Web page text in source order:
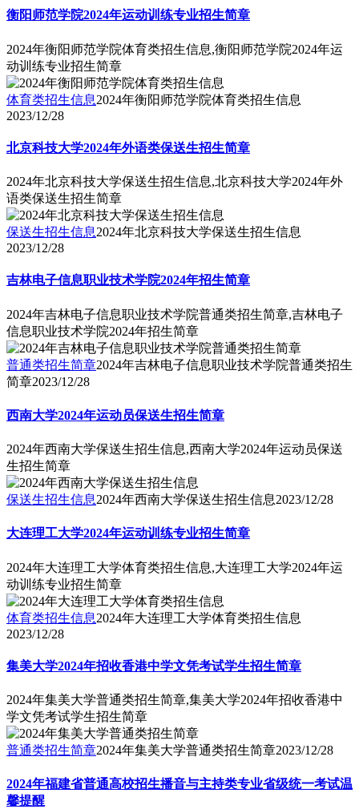
衡阳师范学院2024年运动训练专业招生简章
2024年衡阳师范学院体育类招生信息,衡阳师范学院2024年运
动训练专业招生简章
体育类招生信息2024年衡阳师范学院体育类招生信息
2023/12/28
北京科技大学2024年外语类保送生招生简章
2024年北京科技大学保送生招生信息,北京科技大学2024年外
语类保送生招生简章
保送生招生信息2024年北京科技大学保送生招生信息
2023/12/28
吉林电子信息职业技术学院2024年招生简章
2024年吉林电子信息职业技术学院普通类招生简章,吉林电子
信息职业技术学院2024年招生简章
普通类招生简章2024年吉林电子信息职业技术学院普通类招生
简章2023/12/28
西南大学2024年运动员保送生招生简章
2024年西南大学保送生招生信息,西南大学2024年运动员保送
生招生简章
保送生招生信息2024年西南大学保送生招生信息2023/12/28
大连理工大学2024年运动训练专业招生简章
2024年大连理工大学体育类招生信息,大连理工大学2024年运
动训练专业招生简章
体育类招生信息2024年大连理工大学体育类招生信息
2023/12/28
集美大学2024年招收香港中学文凭考试学生招生简章
2024年集美大学普通类招生简章,集美大学2024年招收香港中
学文凭考试学生招生简章
普通类招生简章2024年集美大学普通类招生简章2023/12/28
2024年福建省普通高校招生播音与主持类专业省级统一考试温
馨提醒